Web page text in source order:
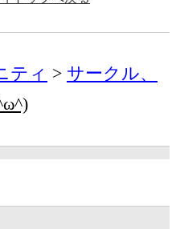
ティ
サークル、